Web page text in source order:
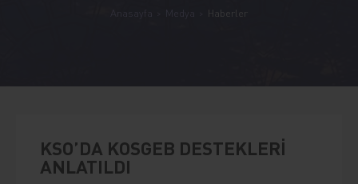
Anasayfa Medya Haberler
KSO’DA KOSGEB DESTEKLERİ
ANLATILDI